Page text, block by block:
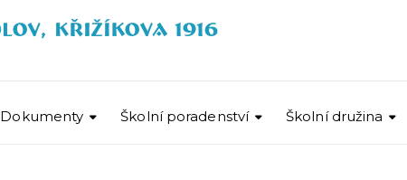
Dokumenty Školní poradenství Školní družina